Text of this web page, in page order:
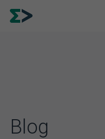
Blog